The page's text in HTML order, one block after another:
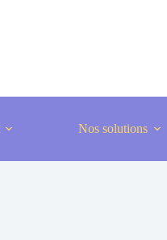
Nos solutions